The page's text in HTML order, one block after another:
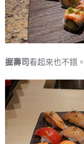
握壽司 看起來也不錯。